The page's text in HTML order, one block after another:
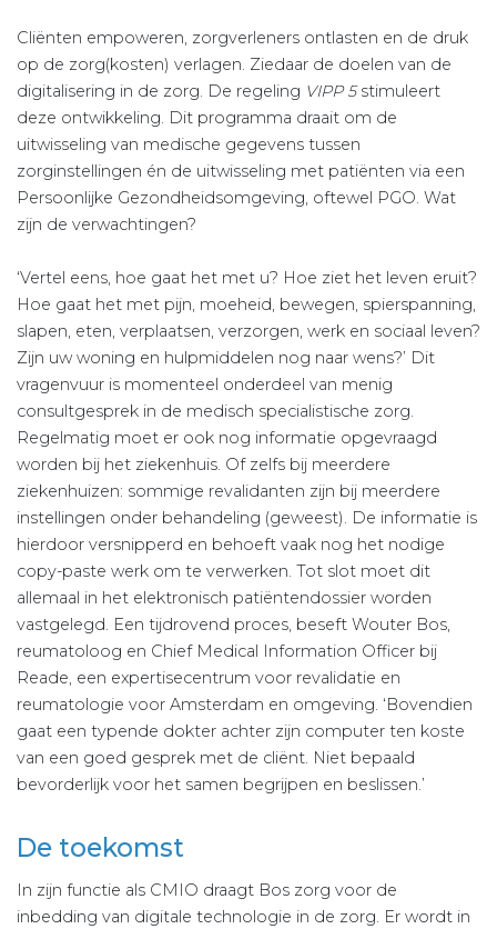
Cliënten empoweren, zorgverleners ontlasten en de druk
op de zorg(kosten) verlagen. Ziedaar de doelen van de
digitalisering in de zorg. De regeling VIPP 5stimuleert
deze ontwikkeling. Dit programma draait om de
uitwisseling van medische gegevens tussen
zorginstellingen én de uitwisseling met patiënten via een
Persoonlijke Gezondheidsomgeving, oftewel PGO. Wat
zijn de verwachtingen?
‘Vertel eens, hoe gaat het met u? Hoe ziet het leven eruit?
Hoe gaat het met pijn, moeheid, bewegen, spierspanning,
slapen, eten, verplaatsen, verzorgen, werk en sociaal leven?
Zijn uw woning en hulpmiddelen nog naar wens?’ Dit
vragenvuur is momenteel onderdeel van menig
consultgesprek in de medisch specialistische zorg.
Regelmatig moet er ook nog informatie opgevraagd
worden bij het ziekenhuis. Of zelfs bij meerdere
ziekenhuizen: sommige revalidanten zijn bij meerdere
instellingen onder behandeling (geweest). De informatie is
hierdoor versnipperd en behoeft vaak nog het nodige
copy-paste werk om te verwerken. Tot slot moet dit
allemaal in het elektronisch patiëntendossier worden
vastgelegd. Een tijdrovend proces, beseft Wouter Bos,
reumatoloog en Chief Medical Information Officer bij
Reade, een expertisecentrum voor revalidatie en
reumatologie voor Amsterdam en omgeving. ‘Bovendien
gaat een typende dokter achter zijn computer ten koste
van een goed gesprek met de cliënt. Niet bepaald
bevorderlijk voor het samen begrijpen en beslissen.’
De toekomst
In zijn functie als CMIO draagt Bos zorg voor de
inbedding van digitale technologie in de zorg. Er wordt in